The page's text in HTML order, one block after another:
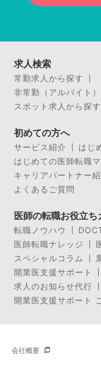
求人検索
常勤求人から探す
非常勤（アルバイト
スポット求人から探す
初めての方へ
サービス紹介
はじ
はじめての医師転職
キャリアパートナー
よくあるご質問
医師の転職お役立ち
転職ノウハウ
医師転職ナレッジ
スペシャルコラム
開業医支援サポート
求人のお知らせ代行
開業医支援サポート
会社概要